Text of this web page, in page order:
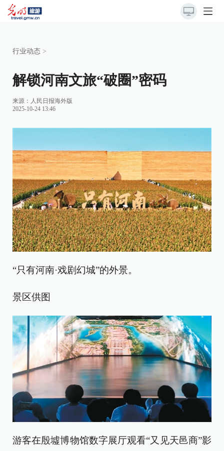
行业动态 >
解锁河南文旅“破圈”密码
来源： 人民日报海外版
2025-10-24 13:46
“只有河南·戏剧幻城”的外景。
景区供图
游客在殷墟博物馆数字展厅观看“又见天邑商”影